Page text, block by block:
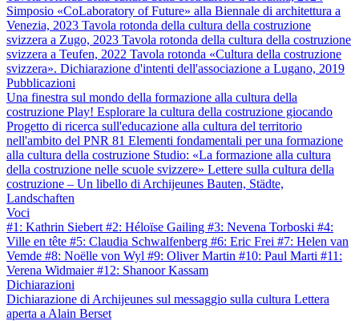
Simposio «CoLaboratory of Future» alla Biennale di architettura a
Venezia, 2023 Tavola rotonda della cultura della costruzione
svizzera a Zugo, 2023 Tavola rotonda della cultura della costruzione
svizzera a Teufen, 2022 Tavola rotonda «Cultura della costruzione
svizzera». Dichiarazione d'intenti dell'associazione a Lugano, 2019
Pubblicazioni
Una finestra sul mondo della formazione alla cultura della
costruzione Play! Esplorare la cultura della costruzione giocando
Progetto di ricerca sull'educazione alla cultura del territorio
nell'ambito del PNR 81 Elementi fondamentali per una formazione
alla cultura della costruzione Studio: «La formazione alla cultura
della costruzione nelle scuole svizzere» Lettere sulla cultura della
costruzione – Un libello di Archijeunes Bauten, Städte,
Landschaften
Voci
#1: Kathrin Siebert #2: Héloïse Gailing #3: Nevena Torboski #4:
Ville en tête #5: Claudia Schwalfenberg #6: Eric Frei #7: Helen van
Vemde #8: Noëlle von Wyl #9: Oliver Martin #10: Paul Marti #11:
Verena Widmaier#12: Shanoor Kassam
Dichiarazioni
Dichiarazione di Archijeunes sul messaggio sulla cultura Lettera
aperta a Alain Berset